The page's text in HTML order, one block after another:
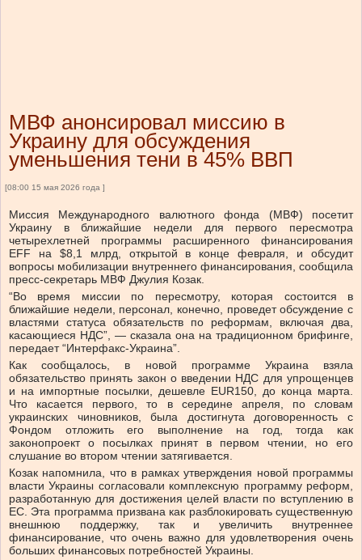
МВФ анонсировал миссию в
Украину для обсуждения
уменьшения тени в 45% ВВП
[08:00 15 мая 2026 года ]
Миссия Международного валютного фонда (МВФ) посетит
Украину в ближайшие недели для первого пересмотра
четырехлетней программы расширенного финансирования
EFF на $8,1 млрд, открытой в конце февраля, и обсудит
вопросы мобилизации внутреннего финансирования, сообщила
пресс-секретарь МВФ Джулия Козак.
“Во время миссии по пересмотру, которая состоится в
ближайшие недели, персонал, конечно, проведет обсуждение с
властями статуса обязательств по реформам, включая два,
касающиеся НДС”, — сказала она на традиционном брифинге,
передает “Интерфакс-Украина”.
Как сообщалось, в новой программе Украина взяла
обязательство принять закон о введении НДС для упрощенцев
и на импортные посылки, дешевле EUR150, до конца марта.
Что касается первого, то в середине апреля, по словам
украинских чиновников, была достигнута договоренность с
Фондом отложить его выполнение на год, тогда как
законопроект о посылках принят в первом чтении, но его
слушание во втором чтении затягивается.
Козак напомнила, что в рамках утверждения новой программы
власти Украины согласовали комплексную программу реформ,
разработанную для достижения целей власти по вступлению в
ЕС. Эта программа призвана как разблокировать существенную
внешнюю поддержку, так и увеличить внутреннее
финансирование, что очень важно для удовлетворения очень
больших финансовых потребностей Украины.